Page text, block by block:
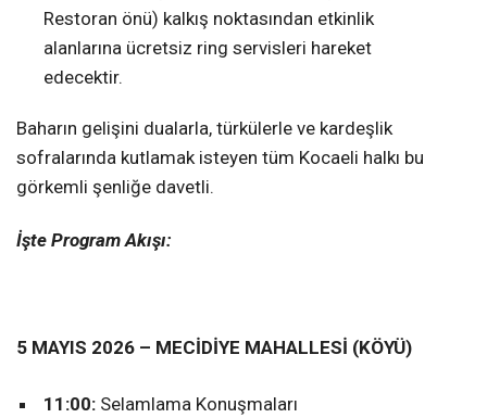
Restoran önü) kalkış noktasından etkinlik
alanlarına ücretsiz ring servisleri hareket
edecektir.
Baharın gelişini dualarla, türkülerle ve kardeşlik
sofralarında kutlamak isteyen tüm Kocaeli halkı bu
görkemli şenliğe davetli.
İşte Program Akışı:
5 MAYIS 2026 – MECİDİYE MAHALLESİ (KÖYÜ)
11:00: Selamlama Konuşmaları